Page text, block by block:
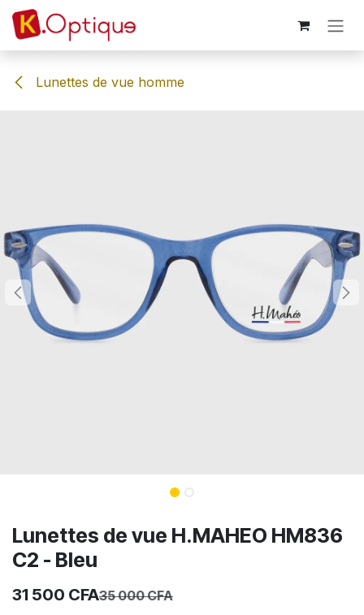
Se rendre au contenu
Lunettes de vue homme
Lunettes de vue H.MAHEO HM836
C2 - Bleu
31 500 CFA35 000CFA